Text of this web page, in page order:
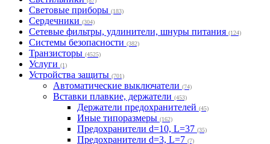
Световые приборы (183)
Сердечники (304)
Сетевые фильтры, удлинители, шнуры питания (124)
Системы безопасности (382)
Транзисторы (4525)
Услуги (1)
Устройства защиты (701)
Автоматические выключатели (74)
Вставки плавкие, держатели (453)
Держатели предохранителей (45)
Иные типоразмеры (162)
Предохранители d=10, L=37 (35)
Предохранители d=3, L=7 (7)